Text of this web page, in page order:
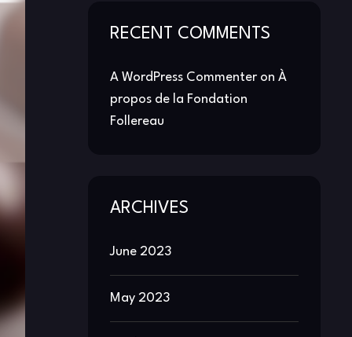
RECENT COMMENTS
A WordPress Commenter on À
propos de la Fondation
Follereau
ARCHIVES
June 2023
May 2023